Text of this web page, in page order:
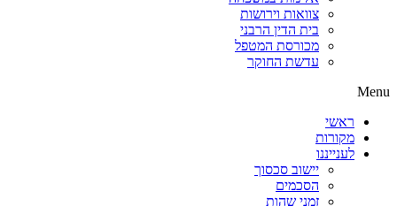
צוואות וירושות
בית הדין הרבני
מכורסת המטפל
עדשת החוקר
Menu
ראשי
מקורות
לענייננו
יישוב סכסוך
הסכמים
זמני שהות